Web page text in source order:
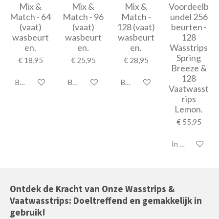
Mix &
Match - 64
(vaat)
wasbeurt
en.
€ 18,95
Bekijk details
Mix &
Match - 96
(vaat)
wasbeurt
en.
€ 25,95
Bekijk details
Mix &
Match -
128 (vaat)
wasbeurt
en.
€ 28,95
Bekijk details
Voordeelb
undel 256
beurten -
128
Wasstrips
Spring
Breeze &
128
Vaatwasst
rips
Lemon.
€ 55,95
In
Ontdek de Kracht van Onze Wasstrips &
Vaatwasstrips: Doeltreffend en gemakkelijk in
gebruik!